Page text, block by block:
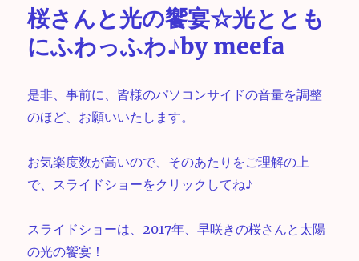
桜さんと光の饗宴☆光ととも
にふわっふわ♪by meefa
是非、事前に、皆様のパソコンサイドの音量を調整
のほど、お願いいたします。
お気楽度数が高いので、そのあたりをご理解の上
で、スライドショーをクリックしてね♪
スライドショーは、2017年、早咲きの桜さんと太陽
の光の饗宴！